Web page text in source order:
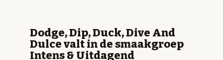
Dodge, Dip, Duck, Dive And
Dulce valt in de smaakgroep
Intens & Uitdagend